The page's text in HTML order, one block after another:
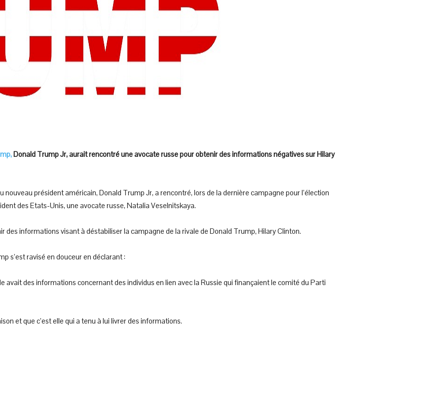
Donald Trump Jr, aurait rencontré une avocate russe pour obtenir des informations négatives sur Hilary
nouveau président américain, Donald Trump Jr, a rencontré, lors de la dernière campagne pour l’élection
des Etats-Unis, une avocate russe, Natalia Veselnitskaya.
informations visant à déstabiliser la campagne de la rivale de Donald Trump, Hilary Clinton.
s’est ravisé en douceur en déclarant :
avait des informations concernant des individus en lien avec la Russie qui finançaient le comité du Parti
et que c’est elle qui a tenu à lui livrer des informations.